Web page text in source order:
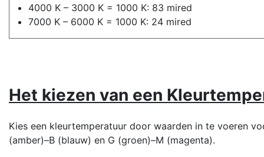
4000 K – 3000 K = 1000 K: 83 mired
7000 K – 6000 K = 1000 K: 24 mired
Het kiezen van een
Kies een kleurtemperatuur door waarden in te voeren
(amber)–B (blauw) en G (groen)–M (magenta).